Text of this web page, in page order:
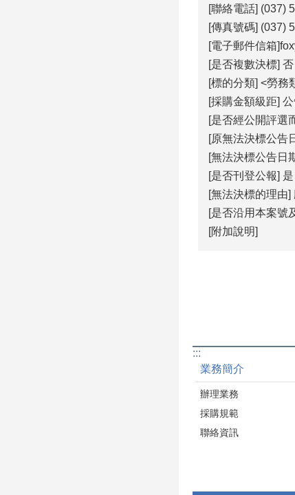
[聯絡電話] (037)
[傳真號碼] (037)
[電子郵件信箱
[是否複數決標] 否
[標的分類] <勞務
[採購金額級距]
[是否經公開評選
[原無法決標公告
[無法決標公告日
[是否刊登公報] 是
[無法決標的理由]
[是否沿用本案號
[附加說明]
:::
業務簡介
辦理業務
採購規範
聯絡資訊